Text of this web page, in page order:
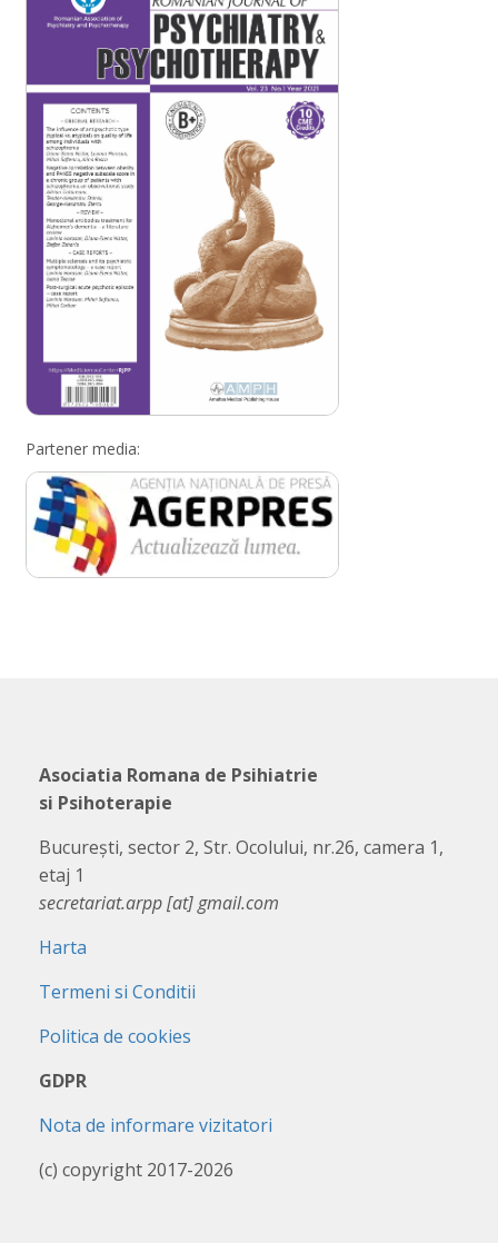
Partener media:
Asociatia Romana de Psihiatrie
si Psihoterapie
București, sector 2, Str. Ocolului, nr.26, camera 1,
etaj 1
secretariat.arpp [at] gmail.com
Harta
Termeni si Conditii
Politica de cookies
GDPR
Nota de informare vizitatori
(c) copyright 2017-2026